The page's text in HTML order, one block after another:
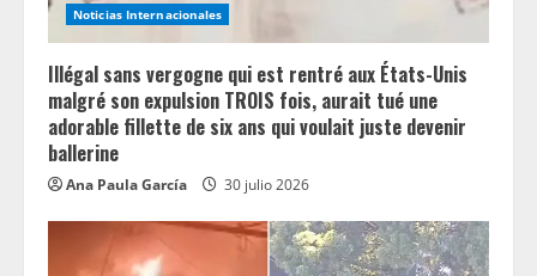
Noticias Internacionales
Illégal sans vergogne qui est rentré aux États-Unis
malgré son expulsion TROIS fois, aurait tué une
adorable fillette de six ans qui voulait juste devenir
ballerine
Ana Paula García 30 julio 2026